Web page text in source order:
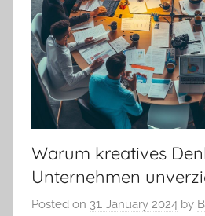
Warum kreatives
Unternehmen
Posted on 31. January 2024 by